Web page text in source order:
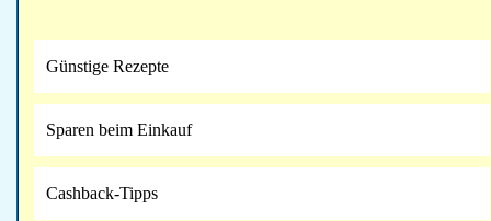
Günstige Rezepte
Sparen beim Einkauf
Cashback-Tipps